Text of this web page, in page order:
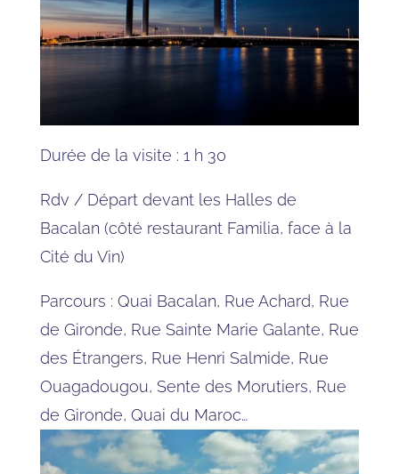
Durée de la visite : 1 h 30
Rdv / Départ devant les Halles de
Bacalan (côté restaurant Familia, face à la
Cité du Vin)
Parcours : Quai Bacalan, Rue Achard, Rue
de Gironde, Rue Sainte Marie Galante, Rue
des Étrangers, Rue Henri Salmide, Rue
Ouagadougou, Sente des Morutiers, Rue
de Gironde, Quai du Maroc…